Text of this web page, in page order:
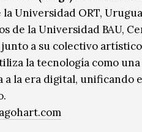
la Universidad ORT,
de la Universidad BAU,
a su colectivo
la tecnología como
a la era digital, unificando